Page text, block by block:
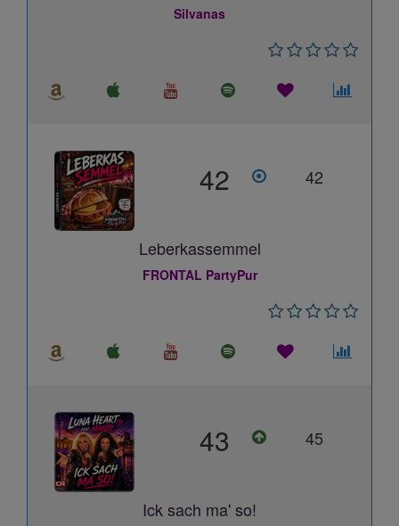
Silvanas
42 42
Leberkassemmel
FRONTAL PartyPur
43 45
Ick sach ma' so!